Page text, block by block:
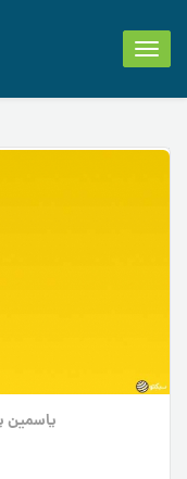
Toggle
navigation
یاسمین